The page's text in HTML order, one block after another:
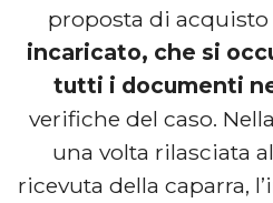
proposta di
incaricato, che si
tutti i documenti
verifiche del caso.
una volta rilasciata
ricevuta della caparra,